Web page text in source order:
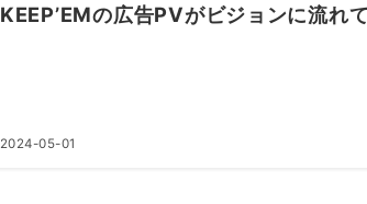
KEEP’EMの広告PVがビジョンに流れ
2024-05-01